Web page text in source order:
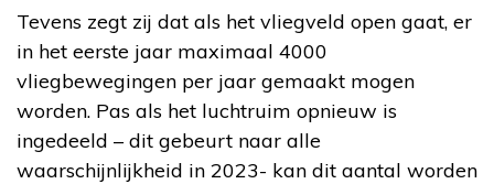
Tevens zegt zij dat als het vliegveld open gaat, er
in het eerste jaar maximaal 4000
vliegbewegingen per jaar gemaakt mogen
worden. Pas als het luchtruim opnieuw is
ingedeeld – dit gebeurt naar alle
waarschijnlijkheid in 2023- kan dit aantal worden